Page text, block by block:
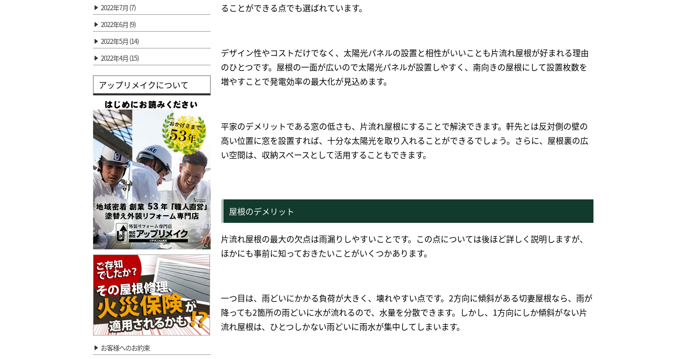
ることができる点でも選ばれています。
デザイン性やコストだけでなく、太陽光パネルの設置と相性がいいことも片流れ屋根が好まれる理由
のひとつです。屋根の一面が広いので太陽光パネルが設置しやすく、南向きの屋根にして設置枚数を
増やすことで発電効率の最大化が見込めます。
平家のデメリットである窓の低さも、片流れ屋根にすることで解決できます。軒先とは反対側の壁の
高い位置に窓を設置すれば、十分な太陽光を取り入れることができるでしょう。さらに、屋根裏の広
い空間は、収納スペースとして活用することもできます。
屋根のデメリット
片流れ屋根の最大の欠点は雨漏りしやすいことです。この点については後ほど詳しく説明しますが、
ほかにも事前に知っておきたいことがいくつかあります。
一つ目は、雨どいにかかる負荷が大きく、壊れやすい点です。2方向に傾斜がある切妻屋根なら、雨が
降っても2箇所の雨どいに水が流れるので、水量を分散できます。しかし、1方向にしか傾斜がない片
流れ屋根は、ひとつしかない雨どいに雨水が集中してしまいます。
2022年7月 (7)
2022年6月 (9)
2022年5月 (14)
2022年4月 (15)
アップリメイクについて
お客様へのお約束